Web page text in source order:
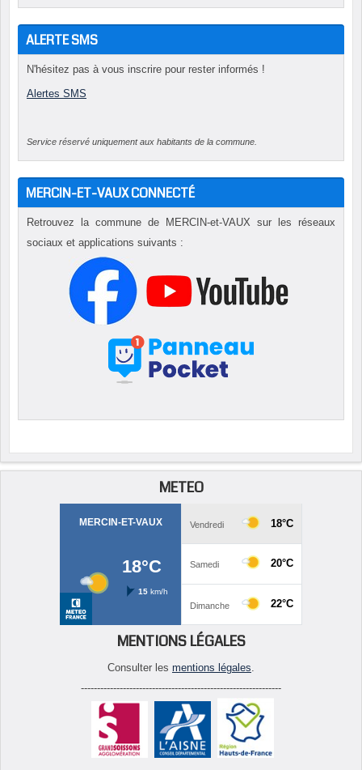
ALERTE SMS
N'hésitez pas à vous inscrire pour rester informés !
Alertes SMS
Service réservé uniquement aux habitants de la commune.
MERCIN-ET-VAUX CONNECTÉ
Retrouvez la commune de MERCIN-et-VAUX sur les réseaux
sociaux et applications suivants :
METEO
MENTIONS LÉGALES
Consulter les mentions légales
--------------------------------------------------------------